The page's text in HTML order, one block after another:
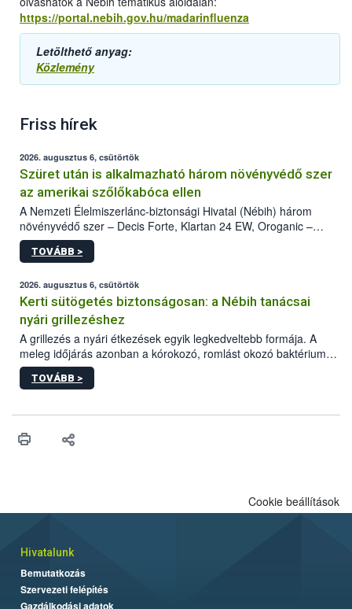
https://portal.nebih.gov.hu/madarinfluenza
Letölthető anyag:
Közlemény
Friss hírek
2026. augusztus 6, csütörtök
Szüret után is alkalmazható három növényvédő szer
az amerikai szőlőkabóca ellen
A Nemzeti Élelmiszerlánc-biztonsági Hivatal (Nébih) három
növényvédő szer – Decis Forte, Klartan 24 EW, Oroganic –
engedélyokiratát módosította, így azok a szüretet követően,
egészen a vesszőérettség (BBCH 91) stádiumáig
érésű szőlőkben is legyen lehetőség a károsító elleni további
védekezésre. Az Oroganic készítmény kis kiszerelésben kiskerti
felhasználók számára is elérhető és ökológiai termesztésben is
engedélyezett.
TOVÁBB >
2026. augusztus 6, csütörtök
Kerti sütögetés biztonságosan: a Nébih tanácsai
nyári grillezéshez
A grillezés a nyári étkezések egyik legkedveltebb formája. A
meleg időjárás azonban a kórokozó, romlást okozó baktériumok
gyorsabb szaporodásának is kedvez. A szabadtéri sütögetés
ezért nem csupán a megfelelő sütési technikáról szól: legalább
higiéniai szabályok betartása, a megfelelő hőkezelés, valamint a
biztonsági Hivatal (Nébih) Oktatási Programja összegyűjtötte a
TOVÁBB >
Cookie beállítások
Hivatalunk
Bemutatkozás
Szervezeti felépítés
Gazdálkodási adatok